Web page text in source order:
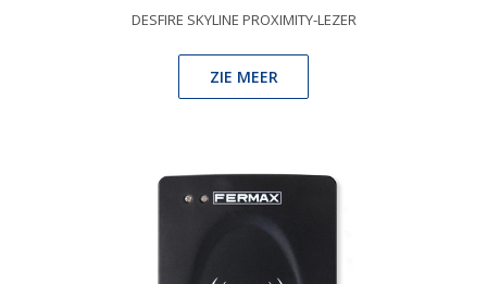
DESFIRE SKYLINE PROXIMITY-LEZER
ZIE MEER